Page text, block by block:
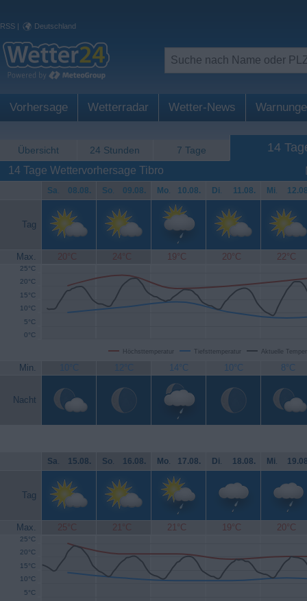
RSS | Deutschland
Vorhersage Wetterradar Wetter-News
Übersicht 24 Stunden 7 Tage 14
14 Tage Wettervorhersage Tibro
Sa. 08.08. So. 09.08. Mo. 10.08. Di. 11.08. Mi.
Tag
Max. 20°C 24°C 19°C 20°C 22°C
Höchsttemperatur Tiefsttemperatur Aktuelle
0°C
5°C
10°C
15°C
20°C
25°C
Min. 10°C 12°C 14°C 10°C 8°C
Nacht
Sa. 15.08. So. 16.08. Mo. 17.08. Di. 18.08. Mi.
Tag
Max. 25°C 21°C 21°C 19°C 20°C
5°C
10°C
15°C
20°C
25°C